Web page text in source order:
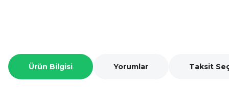
Ürün Bilgisi Yorumlar Taksit